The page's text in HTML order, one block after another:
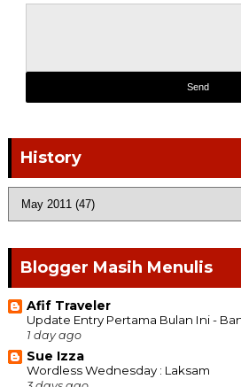
History
Blogger Masih Menulis
Afif Traveler
Update Entry Pertama Bulan Ini -
1 day ago
Sue Izza
Wordless Wednesday : Laksam